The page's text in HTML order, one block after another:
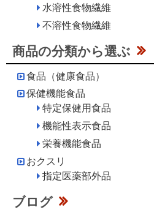
水溶性食物繊維
不溶性食物繊維
商品の分類から選ぶ
食品（健康食品）
保健機能食品
特定保健用食品
機能性表示食品
栄養機能食品
おクスリ
指定医薬部外品
ブログ